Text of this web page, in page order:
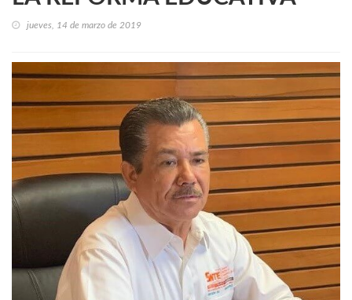
jueves, 14 de marzo de 2019